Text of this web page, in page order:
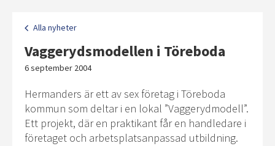
Alla nyheter
Vaggerydsmodellen i Töreboda
6 september 2004
Hermanders är ett av sex företag i Töreboda
kommun som deltar i en lokal ”Vaggerydmodell”.
Ett projekt, där en praktikant får en handledare i
företaget och arbetsplatsanpassad utbildning.